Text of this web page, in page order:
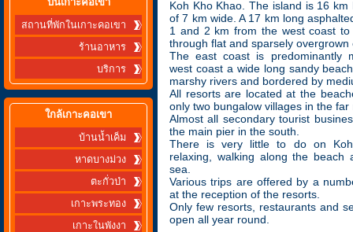
สถานที่พักในเกาะคอเขา
ร้านอาหาร
บริการ
ใกล้เกาะคอเขา
บ้านน้ำเค็ม
หาดบางม่วง
ตะกั่วป่า
เกาะพระทอง
เกาะในพังงา
Koh Kho Khao. The island is 16
of 7 km wide. A 17 km long
1 and 2 km from the west coast
through flat and sparsely overgrown
The east coast is predominantly
west coast a wide long sandy
marshy rivers and bordered by
All resorts are located at the
only two bungalow villages in the far
Almost all secondary tourist
the main pier in the south.
There is very little to do on
relaxing, walking along the beach
sea.
Various trips are offered by a
at the reception of the resorts.
Only few resorts, restaurants and
open all year round.